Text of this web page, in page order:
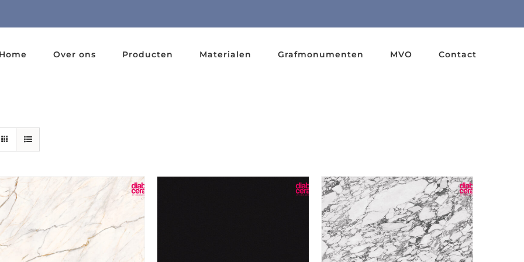
Home Over ons Producten Materialen Grafmonumenten MVO Contact